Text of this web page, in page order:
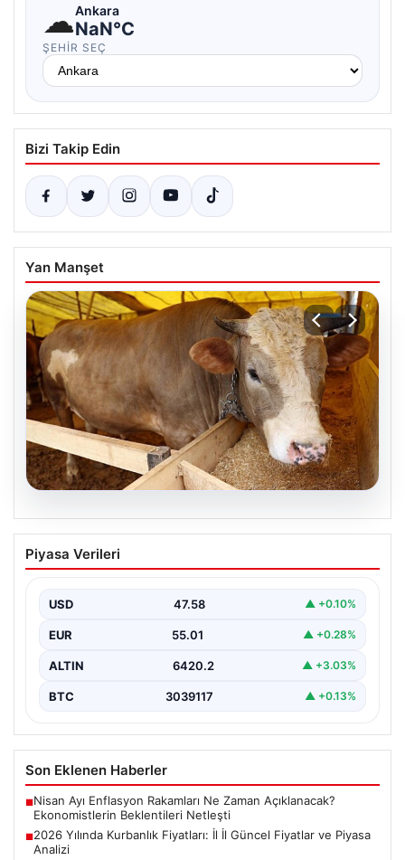
☁Ankara
NaN°C
ŞEHIR SEÇ
Bizi Takip Edin
Yan Manşet
2026 Yılında Kurbanlık Fiyatları: İl İl
Güncel Fiyatlar ve Piyasa Analizi
merak ettiği konulardan biri olan kurbanlık fiyatları,…
Piyasa Verileri
USD 47.58 ▲ +0.10%
EUR 55.01 ▲ +0.28%
ALTIN 6420.2 ▲ +3.03%
BTC 3039117 ▲ +0.13%
Son Eklenen Haberler
■Nisan Ayı Enflasyon Rakamları Ne Zaman Açıklanacak?
Ekonomistlerin Beklentileri Netleşti
■2026 Yılında Kurbanlık Fiyatları: İl İl Güncel Fiyatlar ve Piyasa
Analizi